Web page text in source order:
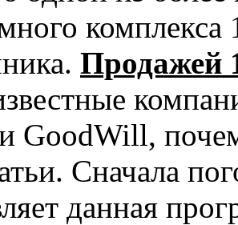
комплекса
Продажей
GoodWill,
Сначала
данная